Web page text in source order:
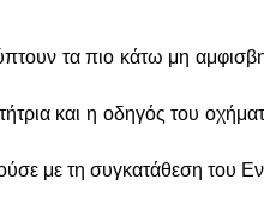
τα πιο κάτω μη
και η οδηγός του
με τη συγκατάθεση του